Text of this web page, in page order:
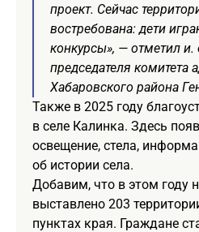
проект. Сейчас
востребована: дети
конкурсы», — отметил и.
председателя комитета
Хабаровского района
Также в 2025 году
в селе Калинка. Здесь
освещение, стела,
об истории села.
Добавим, что в этом году
выставлено 203
пунктах края. Граждане